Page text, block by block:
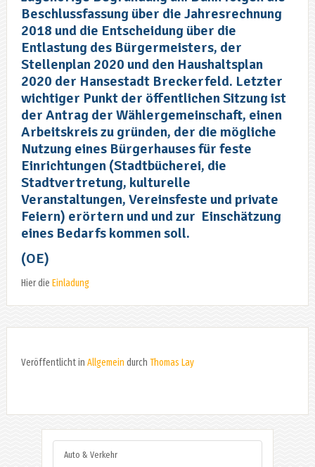
Beschlussfassung über die Jahresrechnung
2018 und die Entscheidung über die
Entlastung des Bürgermeisters, der
Stellenplan 2020 und den Haushaltsplan
2020 der Hansestadt Breckerfeld. Letzter
wichtiger Punkt der öffentlichen Sitzung ist
der Antrag der Wählergemeinschaft, einen
Arbeitskreis zu gründen, der die mögliche
Nutzung eines Bürgerhauses für feste
Einrichtungen (Stadtbücherei, die
Stadtvertretung, kulturelle
Veranstaltungen, Vereinsfeste und private
Feiern) erörtern und und zur Einschätzung
eines Bedarfs kommen soll.
(OE)
Hier die Einladung
Veröffentlicht in Allgemein durch Thomas Lay
Auto & Verkehr